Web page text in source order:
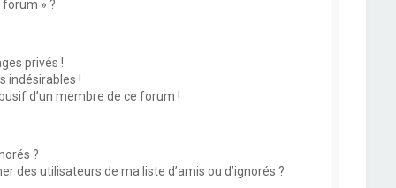
forum » ?
privés !
indésirables !
d’un membre de ce forum !
?
des utilisateurs de ma liste d’amis ou d’ignorés ?